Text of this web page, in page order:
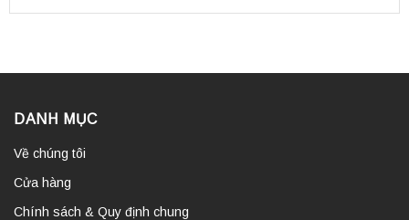
DANH MỤC
Về chúng tôi
Cửa hàng
Chính sách & Quy định chung